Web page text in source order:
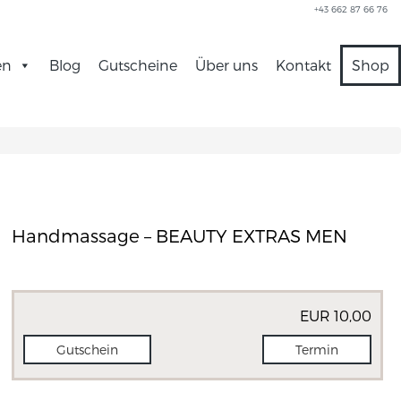
+43 662 87 66 76
Blog Gutscheine Über uns Kontakt Shop
Handmassage – BEAUTY EXTRAS MEN
EUR 10,00
Gutschein Termin